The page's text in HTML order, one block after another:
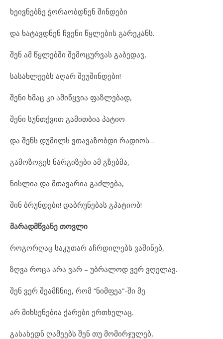
ხეივნებზე ჭორაობდნენ შინდები
და ხატავდნენ ჩვენი წყლების გარეკანს.
შენ ამ წყლებში შემოცურვას გაბედავ,
სასახლეებს აღარ შეუშინდები!
შენი ხმაც კი ამიწყვია ფაზლებად,
შენი სუნთქვით გამითბია პატიო
და შენს დუმილს ვთავაზობდი რადიოს…
გამოზოგეს ნარგიზები ამ გზებმა,
ნისლია და მთავარია გაძლება,
შინ ბრუნდები! დაბრუნებას გპატიობ!
მარადმწვანე თოვლი
როგორღაც საკუთარ აჩრდილებს ვაშინებ,
ზღვა როცა არა ვარ – უბრალოდ ვერ ვღელავ.
შენ ვერ შეამჩნიე, რომ “ნიმფეა”-ში მე
არ მიხსენებია ქარები ერთხელაც.
გასახედნ ღამეებს შენ თუ მომირჯულებ,